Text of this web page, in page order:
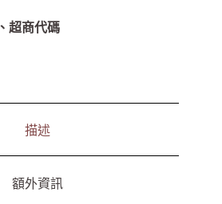
超商代碼
描述
額外資訊